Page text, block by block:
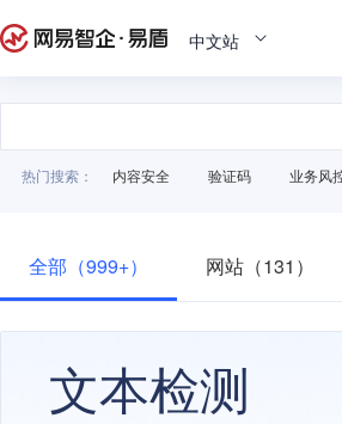
中文站
热门搜索： 内容安全 验证码 业务风
全部（999+） 网站（131）
文本检测